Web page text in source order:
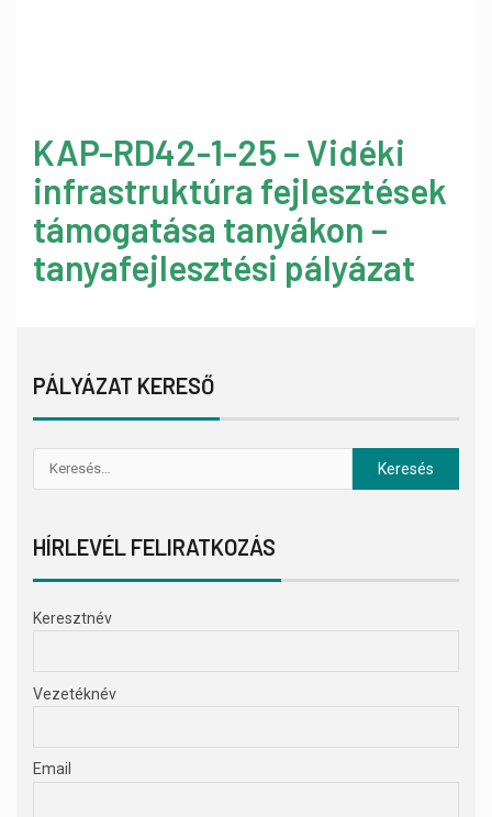
KAP-RD42-1-25 – Vidéki
infrastruktúra fejlesztések
támogatása tanyákon –
tanyafejlesztési pályázat
PÁLYÁZAT KERESŐ
HÍRLEVÉL FELIRATKOZÁS
Keresztnév
Vezetéknév
Email